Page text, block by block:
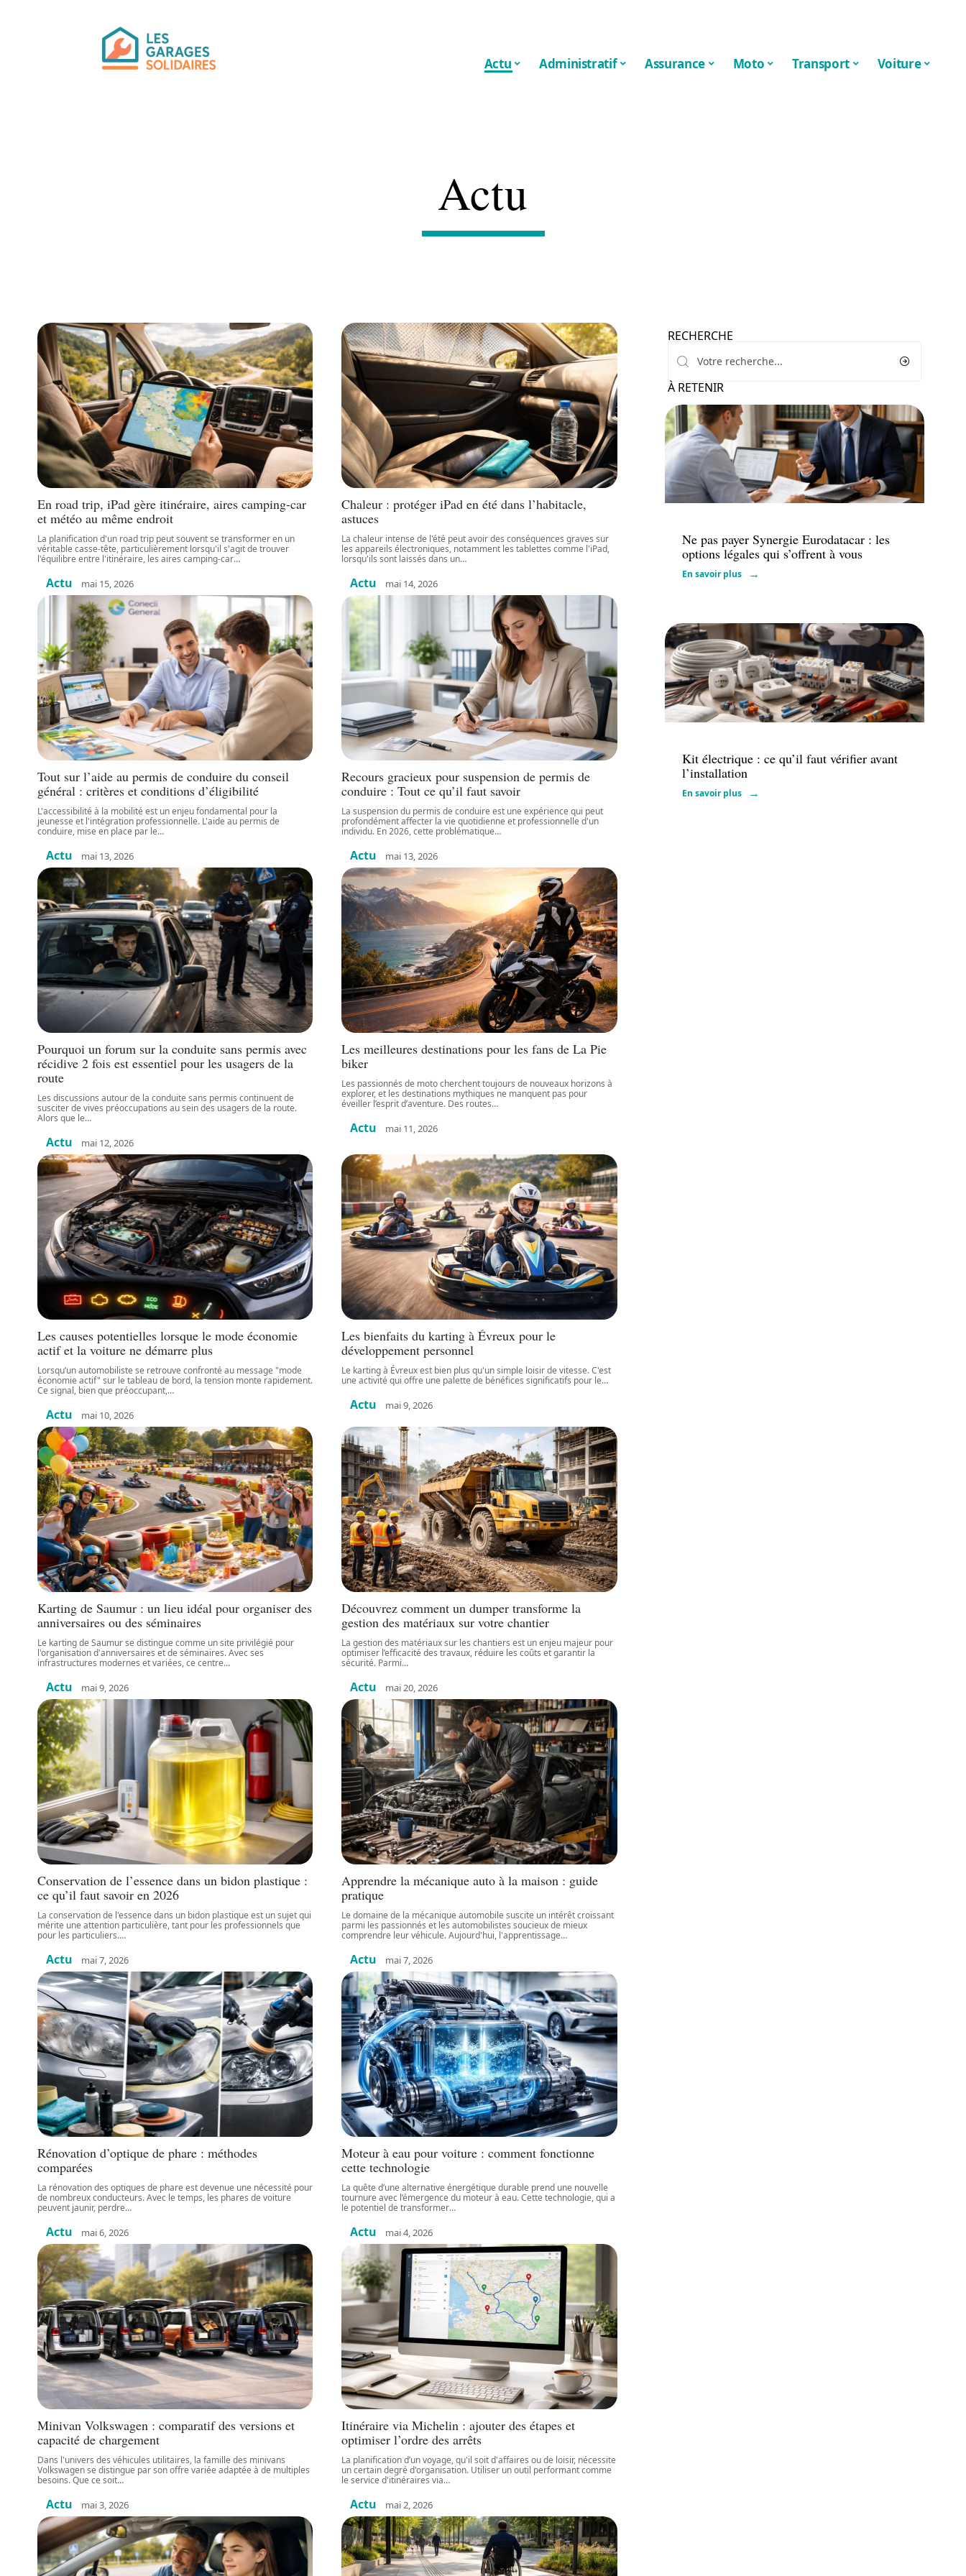
Actu Administratif Assurance Moto Transport Voiture
Actu
En road trip, iPad gère itinéraire, aires camping-car
et météo au même endroit
La planification d'un road trip peut souvent se transformer en un
véritable casse-tête, particulièrement lorsqu'il s'agit de trouver
l'équilibre entre l'itinéraire, les aires camping-car…
Actu mai 15, 2026
Chaleur : protéger iPad en été dans l’habitacle,
astuces
La chaleur intense de l'été peut avoir des conséquences graves sur
les appareils électroniques, notamment les tablettes comme l'iPad,
lorsqu'ils sont laissés dans un…
Actu mai 14, 2026
Tout sur l’aide au permis de conduire du conseil
général : critères et conditions d’éligibilité
L'accessibilité à la mobilité est un enjeu fondamental pour la
jeunesse et l'intégration professionnelle. L'aide au permis de
conduire, mise en place par le…
Actu mai 13, 2026
Recours gracieux pour suspension de permis de
conduire : Tout ce qu’il faut savoir
La suspension du permis de conduire est une expérience qui peut
profondément affecter la vie quotidienne et professionnelle d'un
individu. En 2026, cette problématique…
Actu mai 13, 2026
Pourquoi un forum sur la conduite sans permis avec
récidive 2 fois est essentiel pour les usagers de la
route
Les discussions autour de la conduite sans permis continuent de
susciter de vives préoccupations au sein des usagers de la route.
Alors que le…
Actu mai 12, 2026
Les meilleures destinations pour les fans de La Pie
biker
Les passionnés de moto cherchent toujours de nouveaux horizons à
explorer, et les destinations mythiques ne manquent pas pour
éveiller l’esprit d’aventure. Des routes…
Actu mai 11, 2026
Les causes potentielles lorsque le mode économie
actif et la voiture ne démarre plus
Lorsqu’un automobiliste se retrouve confronté au message "mode
économie actif" sur le tableau de bord, la tension monte rapidement.
Ce signal, bien que préoccupant,…
Actu mai 10, 2026
Les bienfaits du karting à Évreux pour le
développement personnel
Le karting à Évreux est bien plus qu'un simple loisir de vitesse. C'est
une activité qui offre une palette de bénéfices significatifs pour le…
Actu mai 9, 2026
Karting de Saumur : un lieu idéal pour organiser des
anniversaires ou des séminaires
Le karting de Saumur se distingue comme un site privilégié pour
l'organisation d'anniversaires et de séminaires. Avec ses
infrastructures modernes et variées, ce centre…
Actu mai 9, 2026
Découvrez comment un dumper transforme la
gestion des matériaux sur votre chantier
La gestion des matériaux sur les chantiers est un enjeu majeur pour
optimiser l’efficacité des travaux, réduire les coûts et garantir la
sécurité. Parmi…
Actu mai 20, 2026
Conservation de l’essence dans un bidon plastique :
ce qu’il faut savoir en 2026
La conservation de l'essence dans un bidon plastique est un sujet qui
mérite une attention particulière, tant pour les professionnels que
pour les particuliers.…
Actu mai 7, 2026
Apprendre la mécanique auto à la maison : guide
pratique
Le domaine de la mécanique automobile suscite un intérêt croissant
parmi les passionnés et les automobilistes soucieux de mieux
comprendre leur véhicule. Aujourd'hui, l'apprentissage…
Actu mai 7, 2026
Rénovation d’optique de phare : méthodes
comparées
La rénovation des optiques de phare est devenue une nécessité pour
de nombreux conducteurs. Avec le temps, les phares de voiture
peuvent jaunir, perdre…
Actu mai 6, 2026
Moteur à eau pour voiture : comment fonctionne
cette technologie
La quête d’une alternative énergétique durable prend une nouvelle
tournure avec l’émergence du moteur à eau. Cette technologie, qui a
le potentiel de transformer…
Actu mai 4, 2026
Minivan Volkswagen : comparatif des versions et
capacité de chargement
Dans l'univers des véhicules utilitaires, la famille des minivans
Volkswagen se distingue par son offre variée adaptée à de multiples
besoins. Que ce soit…
Actu mai 3, 2026
Itinéraire via Michelin : ajouter des étapes et
optimiser l’ordre des arrêts
La planification d’un voyage, qu'il soit d'affaires ou de loisir, nécessite
un certain degré d'organisation. Utiliser un outil performant comme
le service d'itinéraires via…
Actu mai 2, 2026
RECHERCHE
À RETENIR
Assurance
Ne pas payer Synergie Eurodatacar : les
options légales qui s’offrent à vous
En savoir plus
Voiture
Kit électrique : ce qu’il faut vérifier avant
l’installation
En savoir plus